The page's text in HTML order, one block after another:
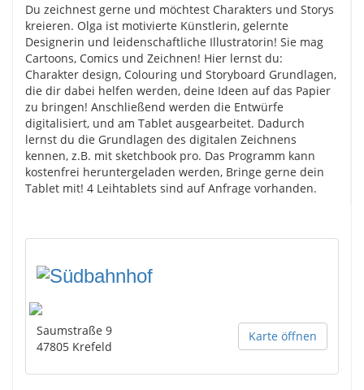
Du zeichnest gerne und möchtest Charakters und Storys
kreieren. Olga ist motivierte Künstlerin, gelernte
Designerin und leidenschaftliche Illustratorin! Sie mag
Cartoons, Comics und Zeichnen! Hier lernst du:
Charakter design, Colouring und Storyboard Grundlagen,
die dir dabei helfen werden, deine Ideen auf das Papier
zu bringen! Anschließend werden die Entwürfe
digitalisiert, und am Tablet ausgearbeitet. Dadurch
lernst du die Grundlagen des digitalen Zeichnens
kennen, z.B. mit sketchbook pro. Das Programm kann
kostenfrei heruntergeladen werden, Bringe gerne dein
Tablet mit! 4 Leihtablets sind auf Anfrage vorhanden.
Karte öffnen
Saumstraße 9
47805 Krefeld